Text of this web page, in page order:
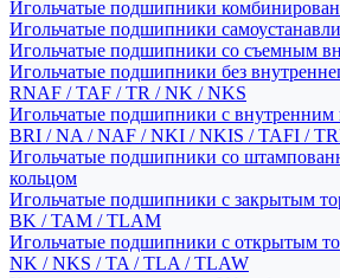
Игольчатые подшипники
Игольчатые подшипники
Игольчатые подшипники со съемным
Игольчатые подшипники без
RNAF / TAF / TR / NK / NKS
Игольчатые подшипники с внутренним
BRI / NA / NAF / NKI / NKIS / TAFI /
Игольчатые подшипники со
кольцом
Игольчатые подшипники с закрытым
BK / TAM / TLAM
Игольчатые подшипники с открытым
NK / NKS / TA / TLA / TLAW